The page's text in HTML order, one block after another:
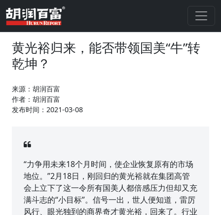
黄光裕归来，能否带领国美“牛”转
乾坤？
来源：胡润百富
作者：胡润百富
发布时间：2021-03-08
“力争用未来18个月时间，使企业恢复原有的市场
地位。”2月18日，刚回归的黄光裕就在集团高管
会上立下了这一令所有国美人都倍感压力但却又充
满斗志的“小目标”。信号一出，世人便知道，雷厉
风行、眼光独到的商界奇才黄光裕，回来了。行业